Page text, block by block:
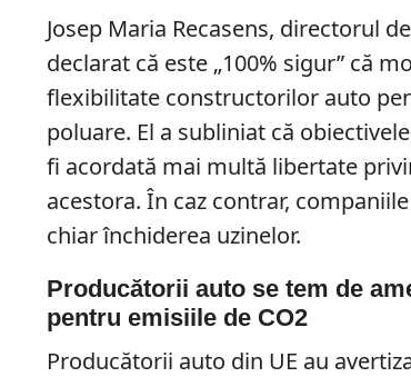
Josep Maria Recasens, directorul
declarat că este „100% sigur” că
flexibilitate constructorilor auto
poluare. El a subliniat că
fi acordată mai multă libertate
acestora. În caz contrar,
chiar închiderea uzinelor.
Producătorii auto se tem de
pentru emisiile de CO2
Producătorii auto din UE au